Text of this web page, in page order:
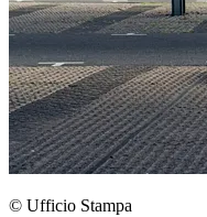
© Ufficio Stampa